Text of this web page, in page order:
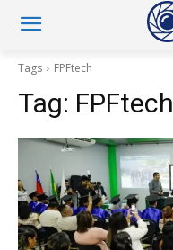
Tags FPFtech
Tag: FPFtech